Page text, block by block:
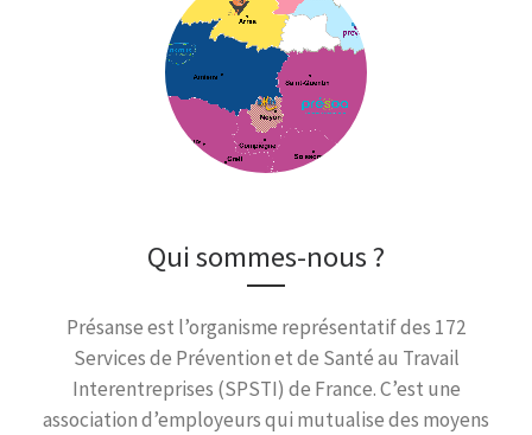
Qui sommes-nous ?
Présanse est l’organisme représentatif des 172
Services de Prévention et de Santé au Travail
Interentreprises (SPSTI) de France. C’est une
association d’employeurs qui mutualise des moyens